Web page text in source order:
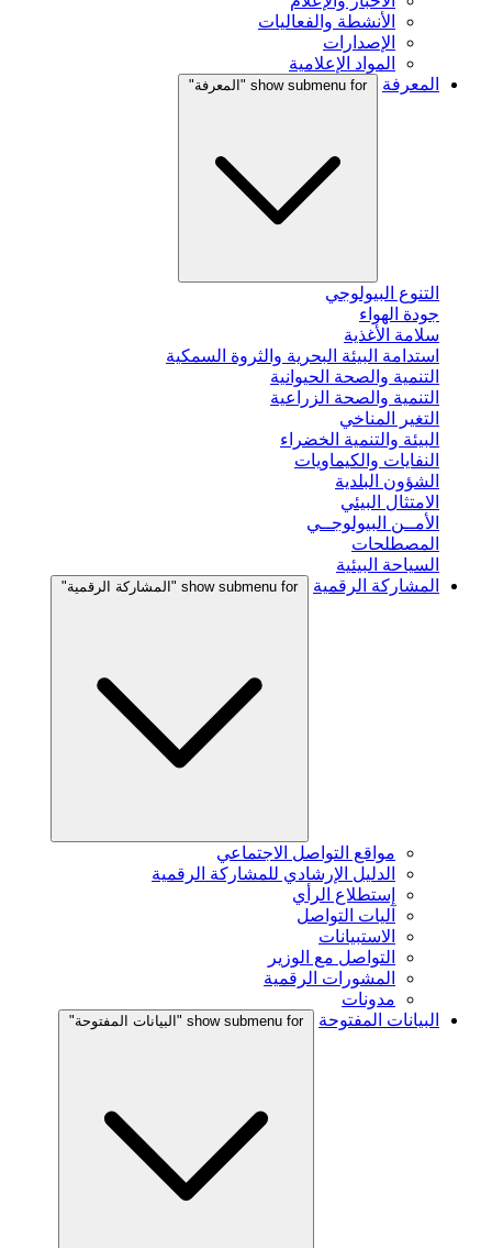
الأنشطة والفعاليات
الإصدارات
المواد الإعلامية
المعرفة
show submenu for "المعرفة"
التنوع البيولوجي
جودة الهواء
سلامة الأغذية
استدامة البيئة البحرية والثروة السمكية
التنمية والصحة الحيوانية
التنمية والصحة الزراعية
التغير المناخي
البيئة والتنمية الخضراء
النفايات والكيماويات
الشؤون البلدية
الامتثال البيئي
الأمــن البيولوجــي
المصطلحات
السياحة البيئية
المشاركة الرقمية
show submenu for "المشاركة الرقمية"
مواقع التواصل الاجتماعي
الدليل الإرشادي للمشاركة الرقمية
إستطلاع الرأي
آليات التواصل
الاستبيانات
التواصل مع الوزير
المشورات الرقمية
مدونات
البيانات المفتوحة
show submenu for "البيانات المفتوحة"